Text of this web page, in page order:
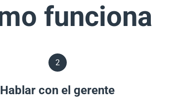
funciona
2
Hablar con el gerente